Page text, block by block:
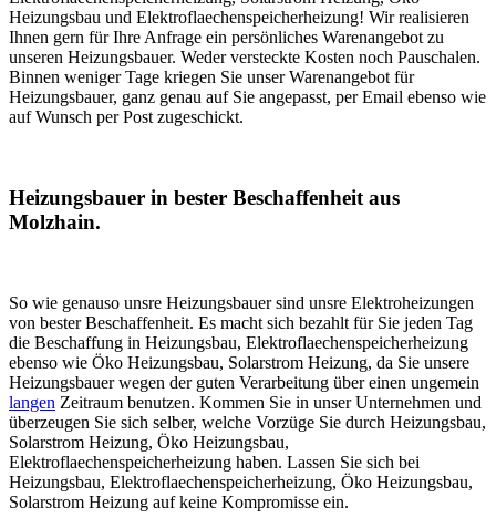
Heizungsbau und Elektroflaechenspeicherheizung! Wir realisieren
Ihnen gern für Ihre Anfrage ein persönliches Warenangebot zu
unseren Heizungsbauer. Weder versteckte Kosten noch Pauschalen.
Binnen weniger Tage kriegen Sie unser Warenangebot für
Heizungsbauer, ganz genau auf Sie angepasst, per Email ebenso wie
auf Wunsch per Post zugeschickt.
Heizungsbauer in bester Beschaffenheit aus
Molzhain.
So wie genauso unsre Heizungsbauer sind unsre Elektroheizungen
von bester Beschaffenheit. Es macht sich bezahlt für Sie jeden Tag
die Beschaffung in Heizungsbau, Elektroflaechenspeicherheizung
ebenso wie Öko Heizungsbau, Solarstrom Heizung, da Sie unsere
Heizungsbauer wegen der guten Verarbeitung über einen ungemein
langen Zeitraum benutzen. Kommen Sie in unser Unternehmen und
überzeugen Sie sich selber, welche Vorzüge Sie durch Heizungsbau,
Solarstrom Heizung, Öko Heizungsbau,
Elektroflaechenspeicherheizung haben. Lassen Sie sich bei
Heizungsbau, Elektroflaechenspeicherheizung, Öko Heizungsbau,
Solarstrom Heizung auf keine Kompromisse ein.